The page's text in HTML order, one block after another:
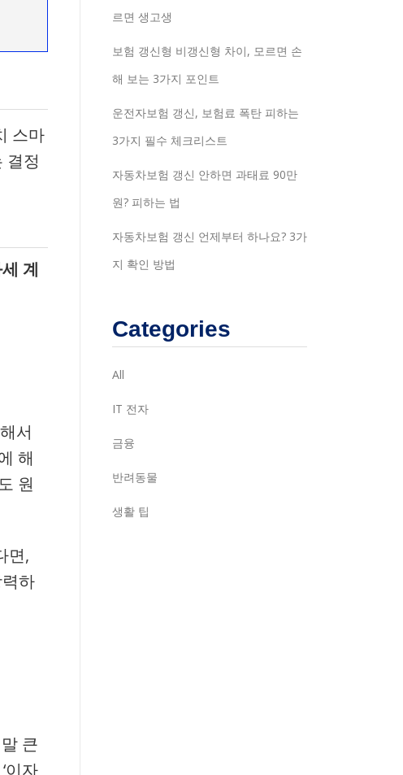
스마
결정
계
서
해
원
면,
하
큰
이자
르면 생고생
보험 갱신형 비갱신형 차이, 모르면 손
해 보는 3가지 포인트
운전자보험 갱신, 보험료 폭탄 피하는
3가지 필수 체크리스트
자동차보험 갱신 안하면 과태료 90만
원? 피하는 법
자동차보험 갱신 언제부터 하나요? 3가
지 확인 방법
Categories
All
IT 전자
금융
반려동물
생활 팁